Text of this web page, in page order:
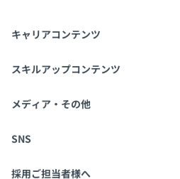
キャリアコンテンツ
転職・キャリア
スキルアップコンテンツ
学習
メディア・その他
Tech Team Journal
SNS
X
採用ご担当者様へ